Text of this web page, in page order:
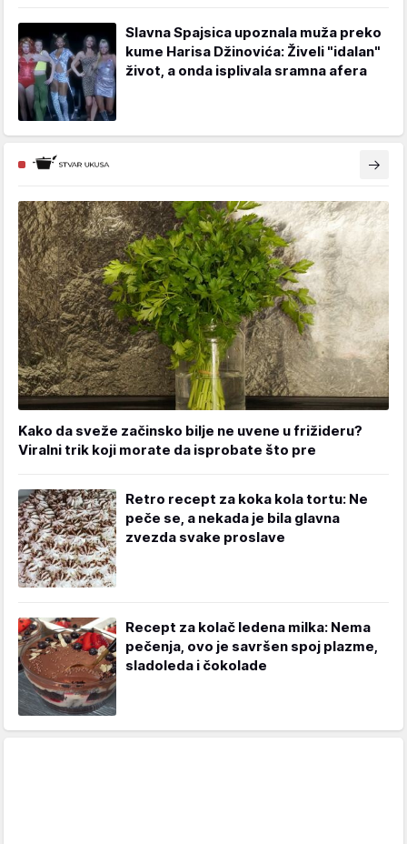
Slavna Spajsica upoznala muža preko
kume Harisa Džinovića: Živeli "idalan"
život, a onda isplivala sramna afera
Kako da sveže začinsko bilje ne uvene u frižideru?
Viralni trik koji morate da isprobate što pre
Retro recept za koka kola tortu: Ne
peče se, a nekada je bila glavna
zvezda svake proslave
Recept za kolač ledena milka: Nema
pečenja, ovo je savršen spoj plazme,
sladoleda i čokolade